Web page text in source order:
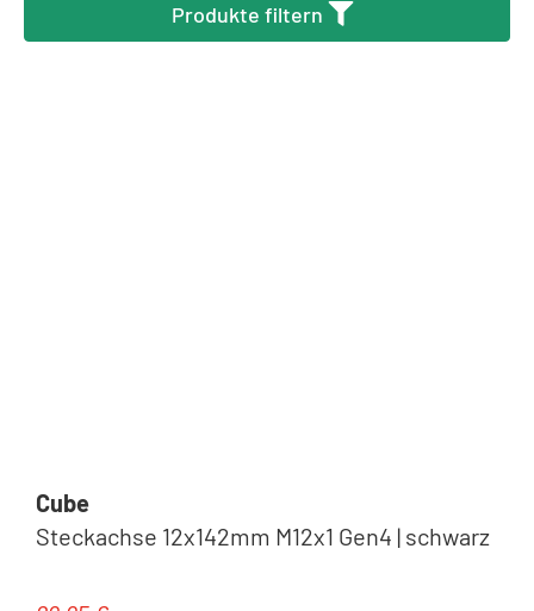
Produkte filtern
Cube
Steckachse 12x142mm M12x1 Gen4 | schwarz